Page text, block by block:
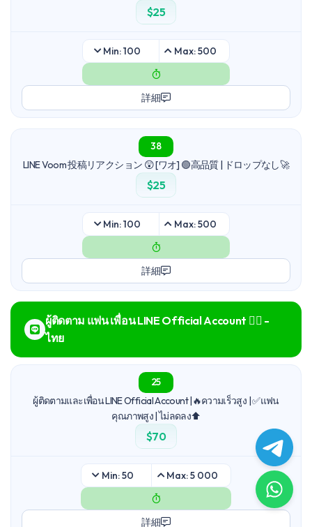
$25
Min: 100 Max: 500
詳細
38
LINE Voom 投稿リアクション 😲 [ワオ] 🟢高品質 | ドロップなし🚀
$25
Min: 100 Max: 500
詳細
ผู้ติดตาม แฟน เพื่อน LINE Official Account 🙆‍♂️ -
ไทย
25
ผู้ติดตามและเพื่อน LINE Official Account |🔥ความเร็วสูง | ✅แฟน
คุณภาพสูง | ไม่ลดลง⬆️
$70
Min: 50 Max: 5 000
詳細